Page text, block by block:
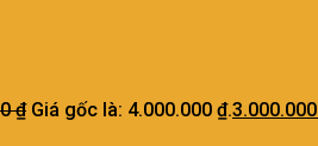
₫ Giá gốc là: 4.000.000 ₫.3.000.000